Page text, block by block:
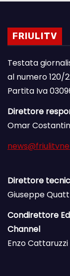
FRIULITV
Testata
al numero 120/
Partita Iva
Direttore
Omar
Direttore
Giuseppe
Condirettore
Channel
Enzo Cattaruzzi